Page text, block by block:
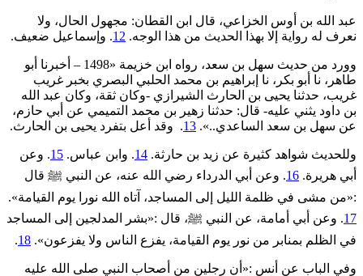
عبد الله بن أوس الخزاعي، قال ابن القطان: مجهول الحال، ‌ولا
‌نعرف ‌له ‌رواية ‌إلا ‌بهذا ‌الحديث ‌من ‌هذا ‌الوجه. 12. وإسماعيل ضعيف.
وورد من حديث سهل بن سعد، رواه ابن خزيمة «1498 – أخبرنا أبو
طاهر، نا أبو بكر، نا إبراهيم بن محمد الحلبي البصري بخبر غريب
غريب، حدثنا يحيى بن الحارث الشيرازي -وكان ثقة، وكان عبد الله
بن داود يثني عليه- قال: حدثنا زهير بن محمد التميمي عن أبي حازم،
عن سهل بن سعد الساعدي..». 13. وقد أعل بتفرد يحيى بن الحارث.
وللحديث شواهد كثيرة عن زيد بن حارثة. 14. وابن عباس. 15. وعن
أبي هريرة. 16. وعن أبي الدرداء رضي الله عنه، عن النبي ﷺ قال
:«من ‌مشى ‌في ‌ظلمة ‌الليل إلى المساجد، آتاه الله نورا يوم القيامة».
17. وعن أبي أمامة، عن النبي ﷺ، قال :«بشر ‌المدلجين ‌إلى ‌المساجد
في الظلم بمنابر من نور يوم القيامة، يفزع الناس ولا يفزعون». 18
.
وفي الباب عن أنس :«أن رجلين من أصحاب النبي صلى الله عليه